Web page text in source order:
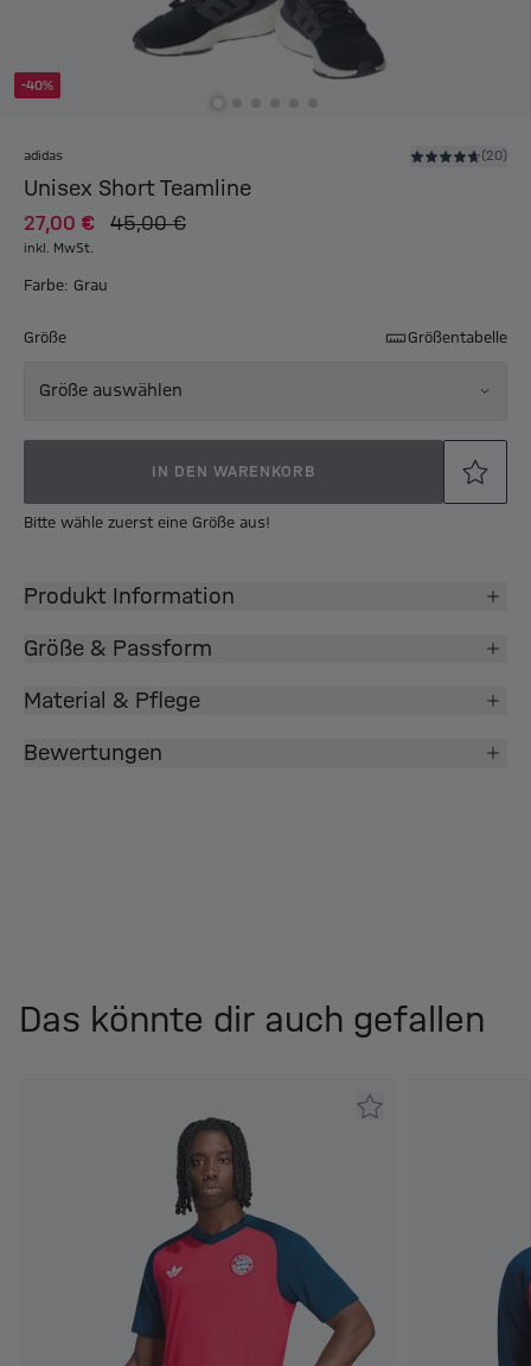
-40%
adidas (20)
Unisex Short Teamline
27,00 € 45,00 €
inkl. MwSt.
Farbe: Grau
Größe Größentabelle
Größe auswählen
IN DEN WARENKORB
Bitte wähle zuerst eine Größe aus!
Produkt Information
Größe & Passform
Material & Pflege
Bewertungen
Das könnte dir auch gefallen